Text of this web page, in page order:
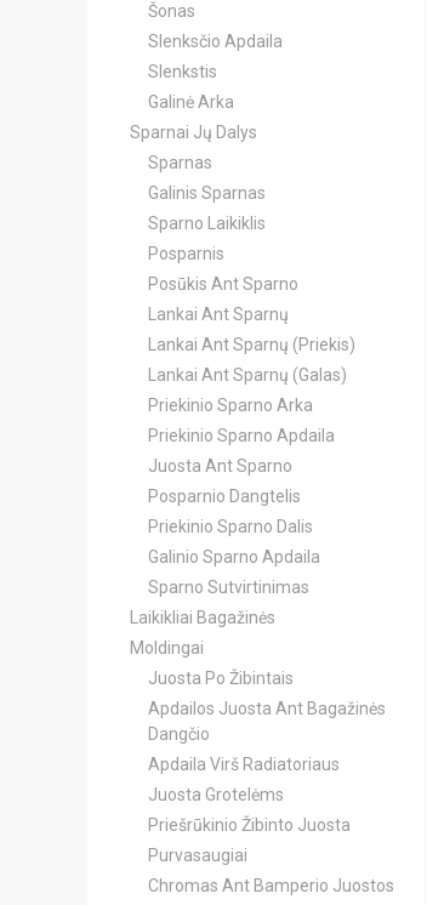
Šonas
Slenksčio Apdaila
Slenkstis
Galinė Arka
Sparnai Jų Dalys
Sparnas
Galinis Sparnas
Sparno Laikiklis
Posparnis
Posūkis Ant Sparno
Lankai Ant Sparnų
Lankai Ant Sparnų (Priekis)
Lankai Ant Sparnų (Galas)
Priekinio Sparno Arka
Priekinio Sparno Apdaila
Juosta Ant Sparno
Posparnio Dangtelis
Priekinio Sparno Dalis
Galinio Sparno Apdaila
Sparno Sutvirtinimas
Laikikliai Bagažinės
Moldingai
Juosta Po Žibintais
Apdailos Juosta Ant Bagažinės
Dangčio
Apdaila Virš Radiatoriaus
Juosta Grotelėms
Priešrūkinio Žibinto Juosta
Purvasaugiai
Chromas Ant Bamperio Juostos